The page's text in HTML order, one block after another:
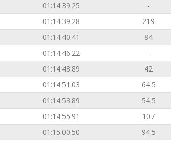
01:14:39.25
-
01:14:39.28
219
01:14:40.41
84
01:14:46.22
-
01:14:48.89
42
01:14:51.03
64.5
01:14:53.89
54.5
01:14:55.91
107
01:15:00.50 94.5